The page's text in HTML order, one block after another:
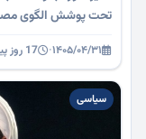
تحت پوشش الگوی
۱۴۰۵/۰۴/۳۱· 17 روز پیش
سیاسی